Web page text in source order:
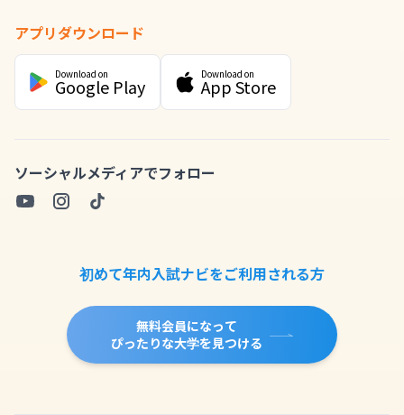
アプリダウンロード
Download on
Google Play
Download on
App Store
ソーシャルメディアでフォロー
初めて年内入試ナビをご利用される方
無料会員になって
ぴったりな大学を見つける